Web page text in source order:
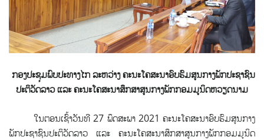
ກອງປະຊຸມພົບປະທາງໄກ ລະຫວ່າງ ຄະນະໂຄສະນາອົບຮົມສູນກາງພັກປະຊາຊົນ
ປະຕິວັດລາວ ແລະ ຄະນະໂຄສະນາສຶກສາສູນກາງພັກກອມມູນິດຫວຽດນາມ
ໃນຕອນເຊົ້າວັນທີ 27 ພຶດສະພາ 2021 ຄະນະໂຄສະນາອົບຮົມສູນກາງ
ພັກປະຊາຊົນປະຕິວັດລາວ ແລະ ຄະນະໂຄສະນາສຶກສາສູນກາງພັກກອມມູນິດ